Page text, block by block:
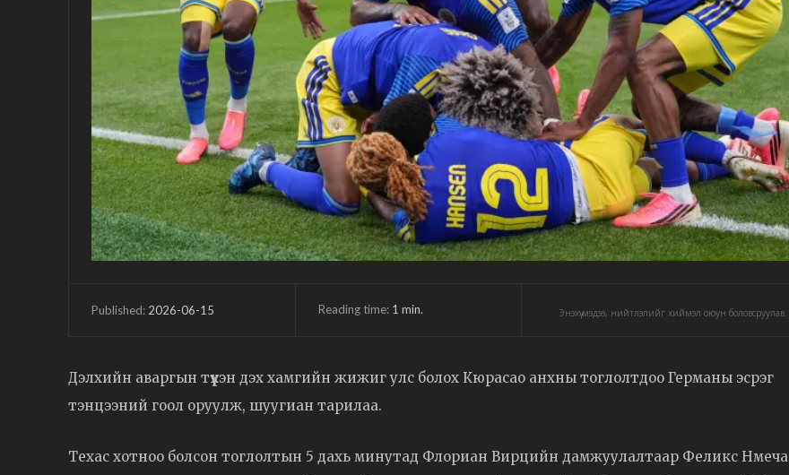
Published: 2026-06-15 Reading time: 1 min. Энэхүү мэдээ, нийтлэлийг хиймэл оюун боловсруулав.
Дэлхийн аваргын түүхэн дэх хамгийн жижиг улс болох Кюрасао анхны тоглолтдоо Германы эсрэг
тэнцээний гоол оруулж, шуугиан тарилаа.
Техас хотноо болсон тоглолтын 5 дахь минутад Флориан Вирцийн дамжуулалтаар Феликс Нмеча